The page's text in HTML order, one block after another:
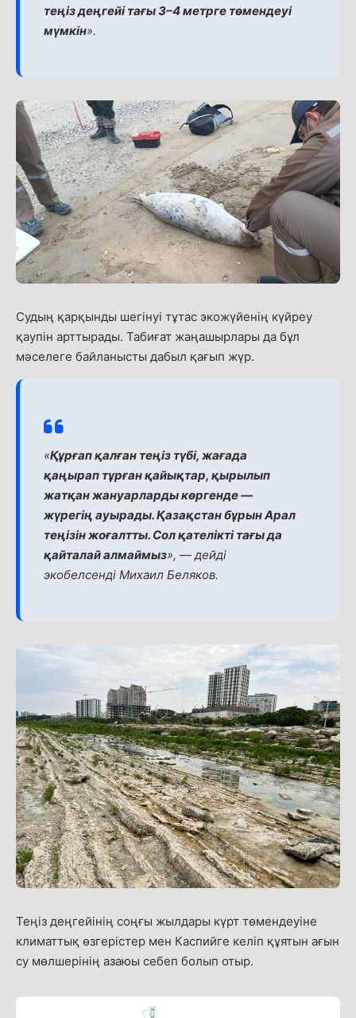
теңіз деңгейі тағы 3–4 метрге төмендеуі
мүмкін».
Судың қарқынды шегінуі тұтас экожүйенің күйреу
қаупін арттырады. Табиғат жаңашырлары да бұл
мәселеге байланысты дабыл қағып жүр.
«Құрғап қалған теңіз түбі, жағада
қаңырап тұрған қайықтар, қырылып
жатқан жануарларды көргенде —
жүрегің ауырады. Қазақстан бұрын Арал
теңізін жоғалтты. Сол қателікті тағы да
қайталай алмаймыз», — дейді
экобелсенді Михаил Беляков.
Теңіз деңгейінің соңғы жылдары күрт төмендеуіне
климаттық өзгерістер мен Каспийге келіп құятын ағын
су мөлшерінің азаюы себеп болып отыр.